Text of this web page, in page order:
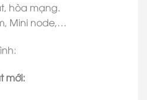
hòa mạng.
Mini node,…
mới: